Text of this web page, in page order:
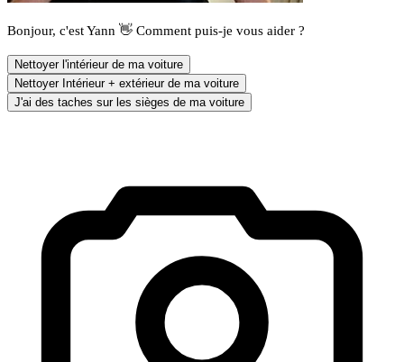
Bonjour, c'est Yann 👋 Comment puis-je vous aider ?
Nettoyer l'intérieur de ma voiture
Nettoyer Intérieur + extérieur de ma voiture
J'ai des taches sur les sièges de ma voiture